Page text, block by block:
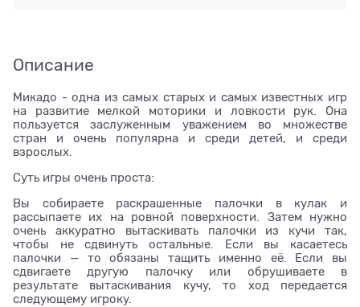
Описание
Микадо - одна из самых старых и самых известных игр
на развитие мелкой моторики и ловкости рук. Она
пользуется заслуженным уважением во множестве
стран и очень популярна и среди детей, и среди
взрослых.
Суть игры очень проста:
Вы собираете раскрашенные палочки в кулак и
рассыпаете их на ровной поверхности. Затем нужно
очень аккуратно вытаскивать палочки из кучи так,
чтобы не сдвинуть остальные. Если вы касаетесь
палочки — то обязаны тащить именно её. Если вы
сдвигаете другую палочку или обрушиваете в
результате вытаскивания кучу, то ход передается
следующему игроку.